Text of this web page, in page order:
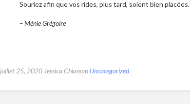
Souriez afin que vos rides, plus tard, soient bien placées.
– Ménie Grégoire
juillet 25, 2020 Jessica Chiasson Uncategorized